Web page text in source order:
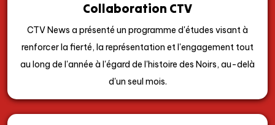
Collaboration CTV
CTV News a présenté un programme d'études visant à
renforcer la fierté, la représentation et l'engagement tout
au long de l'année à l'égard de l'histoire des Noirs, au-delà
d'un seul mois.